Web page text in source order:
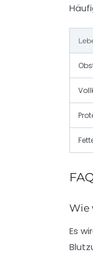
Wie
Es